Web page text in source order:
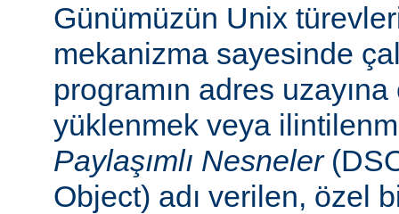
Günümüzün Unix
mekanizma sayesinde
programın adres uzayına
yüklenmek veya
Paylaşımlı Nesneler
Object) adı verilen, özel